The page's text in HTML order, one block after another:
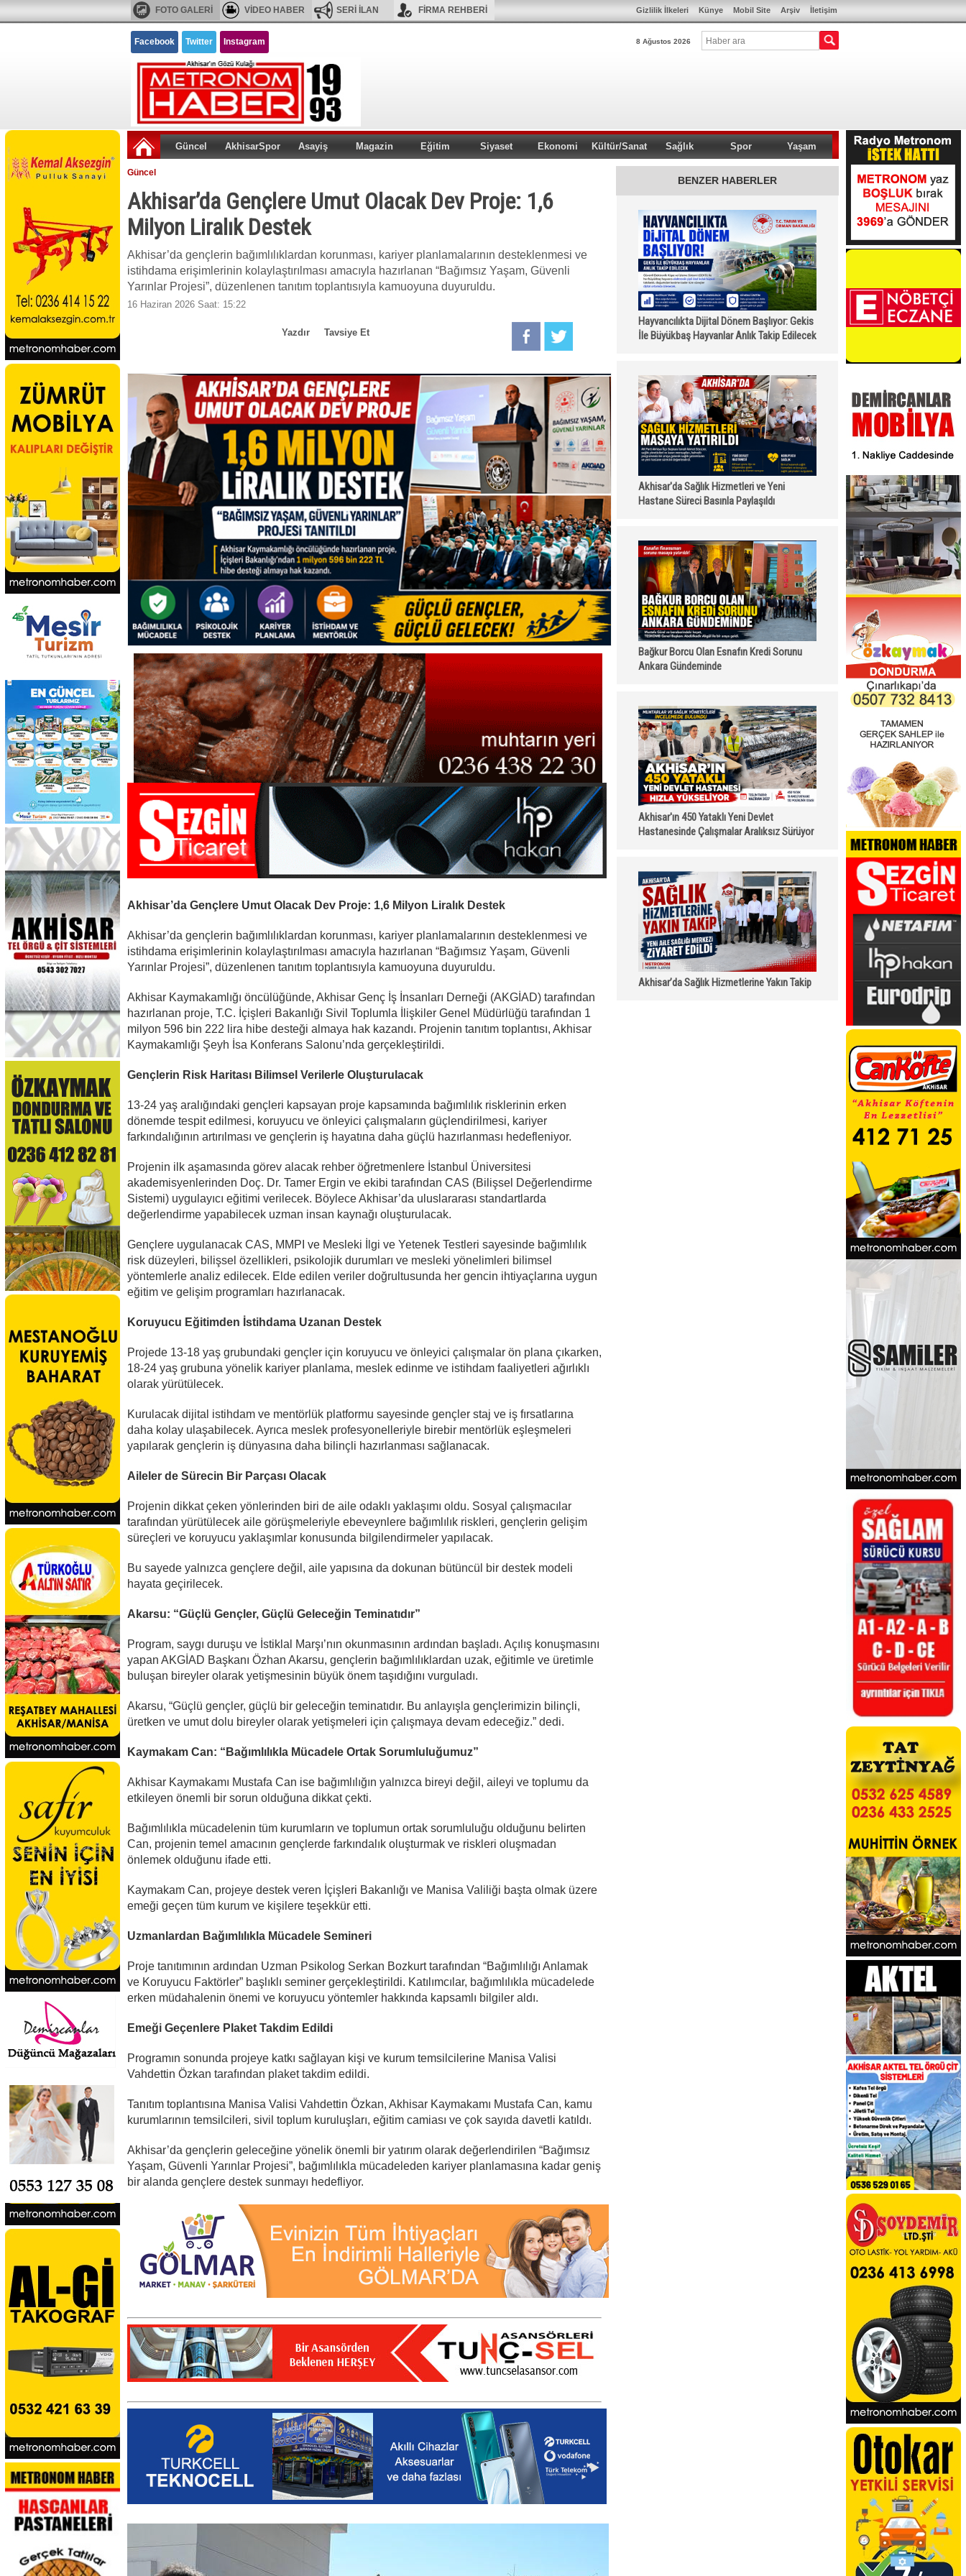
FOTO GALERİ VİDEO HABER SERİ İLAN FİRMA REHBERİ İletişim
Arşiv
Mobil Site
Künye
Gizlilik İlkeleri
Facebook Twitter Instagram 8 Ağustos 2026
Güncel AkhisarSpor Asayiş Magazin Eğitim Siyaset Ekonomi Kültür/Sanat Sağlık Spor Yaşam
BENZER HABERLER
Hayvancılıkta Dijital Dönem Başlıyor: Gekis
İle Büyükbaş Hayvanlar Anlık Takip Edilecek
Akhisar'da Sağlık Hizmetleri ve Yeni
Hastane Süreci Basınla Paylaşıldı
Bağkur Borcu Olan Esnafın Kredi Sorunu
Ankara Gündeminde
Akhisar'ın 450 Yataklı Yeni Devlet
Hastanesinde Çalışmalar Aralıksız Sürüyor
Akhisar’da Sağlık Hizmetlerine Yakın Takip
Güncel
Akhisar’da Gençlere Umut Olacak Dev Proje: 1,6
Milyon Liralık Destek
Akhisar’da gençlerin bağımlılıklardan korunması, kariyer planlamalarının desteklenmesi ve
istihdama erişimlerinin kolaylaştırılması amacıyla hazırlanan “Bağımsız Yaşam, Güvenli
Yarınlar Projesi”, düzenlenen tanıtım toplantısıyla kamuoyuna duyuruldu.
16 Haziran 2026 Saat: 15:22
Tavsiye Et
Yazdır
Akhisar’da Gençlere Umut Olacak Dev Proje: 1,6 Milyon Liralık Destek
Akhisar’da gençlerin bağımlılıklardan korunması, kariyer planlamalarının desteklenmesi ve
istihdama erişimlerinin kolaylaştırılması amacıyla hazırlanan “Bağımsız Yaşam, Güvenli
Yarınlar Projesi”, düzenlenen tanıtım toplantısıyla kamuoyuna duyuruldu.
Akhisar Kaymakamlığı öncülüğünde, Akhisar Genç İş İnsanları Derneği (AKGİAD) tarafından
hazırlanan proje, T.C. İçişleri Bakanlığı Sivil Toplumla İlişkiler Genel Müdürlüğü tarafından 1
milyon 596 bin 222 lira hibe desteği almaya hak kazandı. Projenin tanıtım toplantısı, Akhisar
Kaymakamlığı Şeyh İsa Konferans Salonu’nda gerçekleştirildi.
Gençlerin Risk Haritası Bilimsel Verilerle Oluşturulacak
13-24 yaş aralığındaki gençleri kapsayan proje kapsamında bağımlılık risklerinin erken
dönemde tespit edilmesi, koruyucu ve önleyici çalışmaların güçlendirilmesi, kariyer
farkındalığının artırılması ve gençlerin iş hayatına daha güçlü hazırlanması hedefleniyor.
Projenin ilk aşamasında görev alacak rehber öğretmenlere İstanbul Üniversitesi
akademisyenlerinden Doç. Dr. Tamer Ergin ve ekibi tarafından CAS (Bilişsel Değerlendirme
Sistemi) uygulayıcı eğitimi verilecek. Böylece Akhisar’da uluslararası standartlarda
değerlendirme yapabilecek uzman insan kaynağı oluşturulacak.
Gençlere uygulanacak CAS, MMPI ve Mesleki İlgi ve Yetenek Testleri sayesinde bağımlılık
risk düzeyleri, bilişsel özellikleri, psikolojik durumları ve mesleki yönelimleri bilimsel
yöntemlerle analiz edilecek. Elde edilen veriler doğrultusunda her gencin ihtiyaçlarına uygun
eğitim ve gelişim programları hazırlanacak.
Koruyucu Eğitimden İstihdama Uzanan Destek
Projede 13-18 yaş grubundaki gençler için koruyucu ve önleyici çalışmalar ön plana çıkarken,
18-24 yaş grubuna yönelik kariyer planlama, meslek edinme ve istihdam faaliyetleri ağırlıklı
olarak yürütülecek.
Kurulacak dijital istihdam ve mentörlük platformu sayesinde gençler staj ve iş fırsatlarına
daha kolay ulaşabilecek. Ayrıca meslek profesyonelleriyle birebir mentörlük eşleşmeleri
yapılarak gençlerin iş dünyasına daha bilinçli hazırlanması sağlanacak.
Aileler de Sürecin Bir Parçası Olacak
Projenin dikkat çeken yönlerinden biri de aile odaklı yaklaşımı oldu. Sosyal çalışmacılar
tarafından yürütülecek aile görüşmeleriyle ebeveynlere bağımlılık riskleri, gençlerin gelişim
süreçleri ve koruyucu yaklaşımlar konusunda bilgilendirmeler yapılacak.
Bu sayede yalnızca gençlere değil, aile yapısına da dokunan bütüncül bir destek modeli
hayata geçirilecek.
Akarsu: “Güçlü Gençler, Güçlü Geleceğin Teminatıdır”
Program, saygı duruşu ve İstiklal Marşı’nın okunmasının ardından başladı. Açılış konuşmasını
yapan AKGİAD Başkanı Özhan Akarsu, gençlerin bağımlılıklardan uzak, eğitimle ve üretimle
buluşan bireyler olarak yetişmesinin büyük önem taşıdığını vurguladı.
Akarsu, “Güçlü gençler, güçlü bir geleceğin teminatıdır. Bu anlayışla gençlerimizin bilinçli,
üretken ve umut dolu bireyler olarak yetişmeleri için çalışmaya devam edeceğiz.” dedi.
Kaymakam Can: “Bağımlılıkla Mücadele Ortak Sorumluluğumuz”
Akhisar Kaymakamı Mustafa Can ise bağımlılığın yalnızca bireyi değil, aileyi ve toplumu da
etkileyen önemli bir sorun olduğuna dikkat çekti.
Bağımlılıkla mücadelenin tüm kurumların ve toplumun ortak sorumluluğu olduğunu belirten
Can, projenin temel amacının gençlerde farkındalık oluşturmak ve riskleri oluşmadan
önlemek olduğunu ifade etti.
Kaymakam Can, projeye destek veren İçişleri Bakanlığı ve Manisa Valiliği başta olmak üzere
emeği geçen tüm kurum ve kişilere teşekkür etti.
Uzmanlardan Bağımlılıkla Mücadele Semineri
Proje tanıtımının ardından Uzman Psikolog Serkan Bozkurt tarafından “Bağımlılığı Anlamak
ve Koruyucu Faktörler” başlıklı seminer gerçekleştirildi. Katılımcılar, bağımlılıkla mücadelede
erken müdahalenin önemi ve koruyucu yöntemler hakkında kapsamlı bilgiler aldı.
Emeği Geçenlere Plaket Takdim Edildi
Programın sonunda projeye katkı sağlayan kişi ve kurum temsilcilerine Manisa Valisi
Vahdettin Özkan tarafından plaket takdim edildi.
Tanıtım toplantısına Manisa Valisi Vahdettin Özkan, Akhisar Kaymakamı Mustafa Can, kamu
kurumlarının temsilcileri, sivil toplum kuruluşları, eğitim camiası ve çok sayıda davetli katıldı.
Akhisar’da gençlerin geleceğine yönelik önemli bir yatırım olarak değerlendirilen “Bağımsız
Yaşam, Güvenli Yarınlar Projesi”, bağımlılıkla mücadeleden kariyer planlamasına kadar geniş
bir alanda gençlere destek sunmayı hedefliyor.